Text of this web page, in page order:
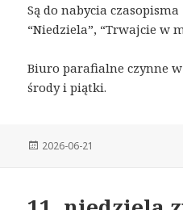
Są do nabycia czasopisma
“Niedziela”, “Trwajcie w
Biuro parafialne czynne w
środy i piątki.
Posted
2026-06-21